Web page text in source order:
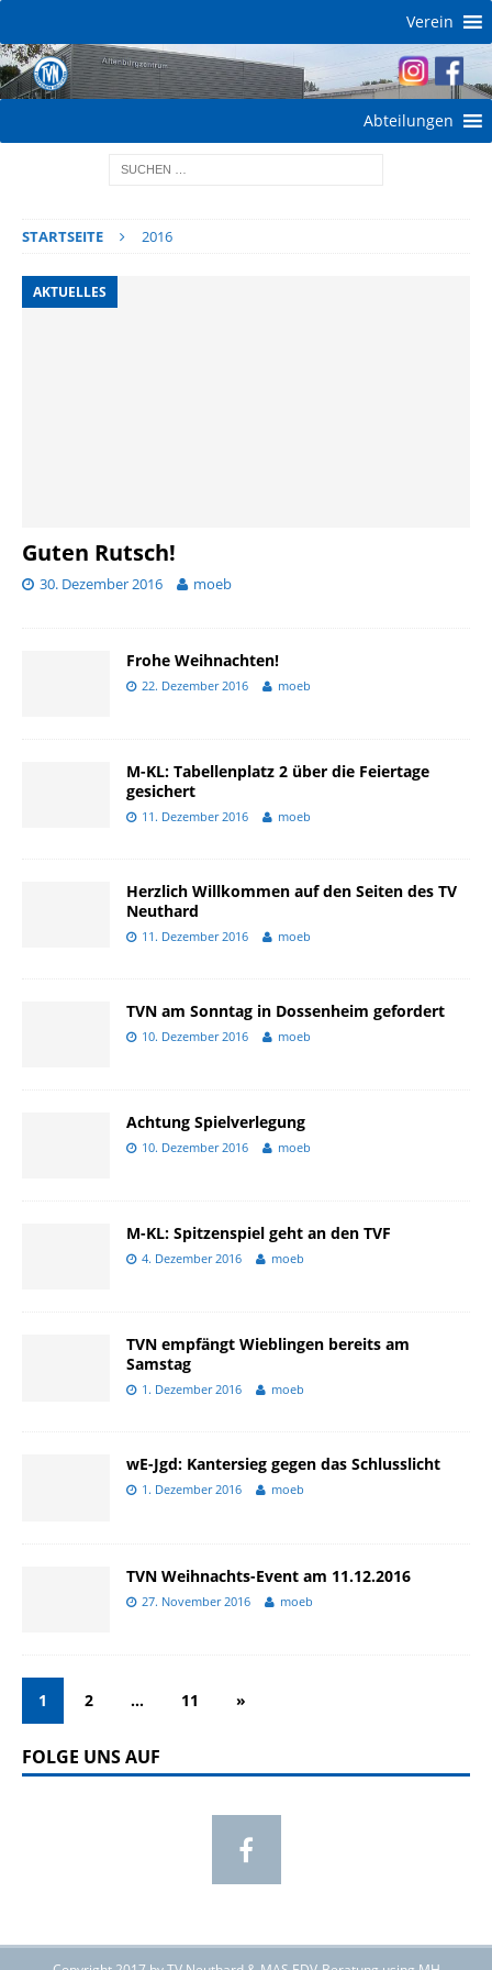
Verein
Abteilungen
STARTSEITE 2016
AKTUELLES
Guten Rutsch!
30. Dezember 2016 moeb
Frohe Weihnachten!
22. Dezember 2016 moeb
M-KL: Tabellenplatz 2 über die Feiertage
gesichert
11. Dezember 2016 moeb
Herzlich Willkommen auf den Seiten des TV
Neuthard
11. Dezember 2016 moeb
TVN am Sonntag in Dossenheim gefordert
10. Dezember 2016 moeb
Achtung Spielverlegung
10. Dezember 2016 moeb
M-KL: Spitzenspiel geht an den TVF
4. Dezember 2016 moeb
TVN empfängt Wieblingen bereits am
Samstag
1. Dezember 2016 moeb
wE-Jgd: Kantersieg gegen das Schlusslicht
1. Dezember 2016 moeb
TVN Weihnachts-Event am 11.12.2016
27. November 2016 moeb
1 2 … 11 »
FOLGE UNS AUF